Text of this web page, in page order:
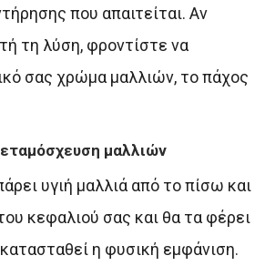
που απαιτείται. Αν
τη λύση, φροντίστε να
σας χρώμα μαλλιών, το πάχος
μαλλιών
υγιή μαλλιά από το πίσω και
κεφαλιού σας και θα τα φέρει
η φυσική εμφάνιση.